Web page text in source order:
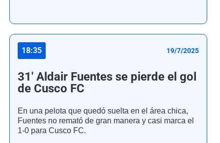
18:35 19/7/2025
31' Aldair Fuentes se pierde el gol
de Cusco FC
En una pelota que quedó suelta en el área chica,
Fuentes no remató de gran manera y casi marca el
1-0 para Cusco FC.